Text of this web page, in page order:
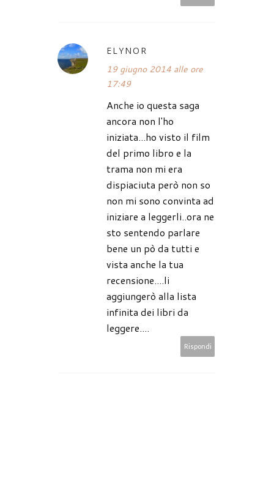
ELYNOR
19 giugno 2014 alle ore
17:49
Anche io questa saga
ancora non l'ho
iniziata...ho visto il film
del primo libro e la
trama non mi era
dispiaciuta però non so
non mi sono convinta ad
iniziare a leggerli..ora ne
sto sentendo parlare
bene un pò da tutti e
vista anche la tua
recensione....li
aggiungerò alla lista
infinita dei libri da
leggere....
Rispondi